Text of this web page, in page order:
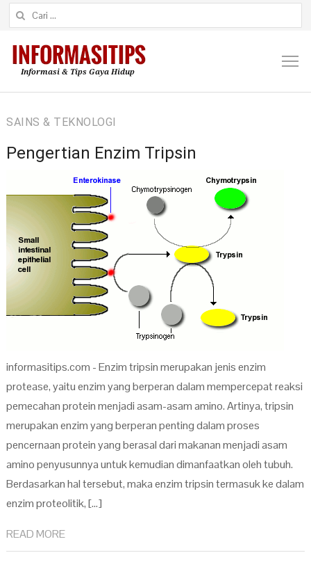
Cari untuk:
SAINS & TEKNOLOGI
Pengertian Enzim Tripsin
informasitips.com - Enzim tripsin merupakan jenis enzim
protease, yaitu enzim yang berperan dalam mempercepat reaksi
pemecahan protein menjadi asam-asam amino. Artinya, tripsin
merupakan enzim yang berperan penting dalam proses
pencernaan protein yang berasal dari makanan menjadi asam
amino penyusunnya untuk kemudian dimanfaatkan oleh tubuh.
Berdasarkan hal tersebut, maka enzim tripsin termasuk ke dalam
enzim proteolitik, […]
READ MORE